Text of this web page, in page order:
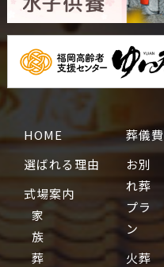
HOME
選ばれる理由
式場案内
家
族
葬
葬儀
お別
れ葬
プラ
ン
火葬